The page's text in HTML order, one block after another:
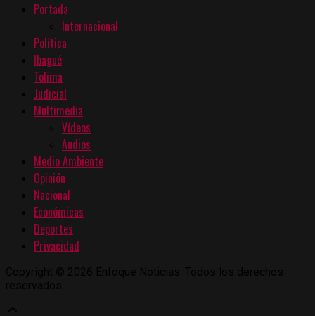
Portada
Internacional
Política
Ibagué
Tolima
Judicial
Multimedia
Vídeos
Audios
Medio Ambiente
Opinión
Nacional
Económicas
Deportes
Privacidad